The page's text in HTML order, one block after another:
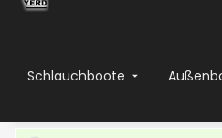
Schlauchboote